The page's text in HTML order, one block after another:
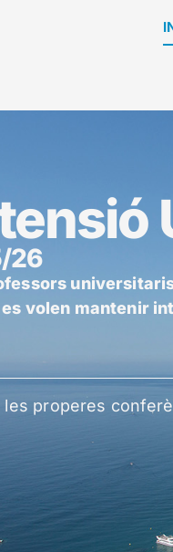
26
volen mantenir
properes